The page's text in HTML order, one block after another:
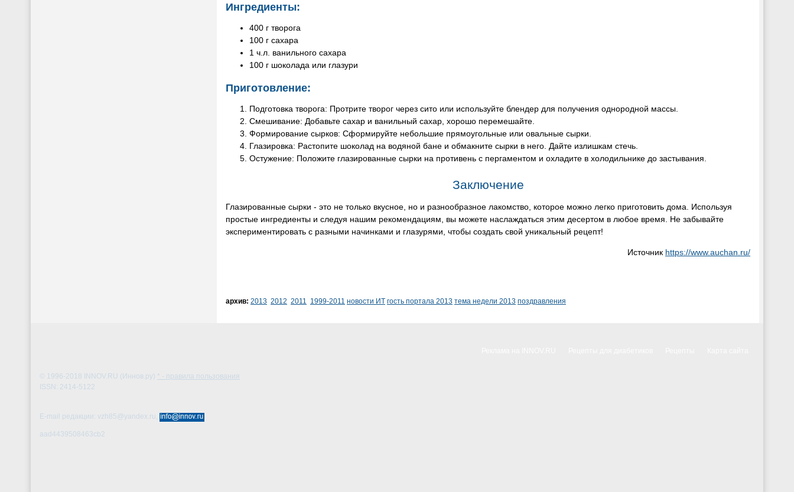
Ингредиенты:
400 г творога
100 г сахара
1 ч.л. ванильного сахара
100 г шоколада или глазури
Приготовление:
Подготовка творога: Протрите творог через сито или используйте блендер для получения однородной массы.
Смешивание: Добавьте сахар и ванильный сахар, хорошо перемешайте.
Формирование сырков: Сформируйте небольшие прямоугольные или овальные сырки.
Глазировка: Растопите шоколад на водяной бане и обмакните сырки в него. Дайте излишкам стечь.
Остужение: Положите глазированные сырки на противень с пергаментом и охладите в холодильнике до застывания.
Заключение
Глазированные сырки - это не только вкусное, но и разнообразное лакомство, которое можно легко приготовить дома. Используя
простые ингредиенты и следуя нашим рекомендациям, вы можете наслаждаться этим десертом в любое время. Не забывайте
экспериментировать с разными начинками и глазурями, чтобы создать свой уникальный рецепт!
Источник https://www.auchan.ru/
архив: 2013 2012 2011 1999-2011 новости ИТ гость портала 2013 тема недели 2013 поздравления
© 1996-2018 INNOV.RU (Иннов.ру) * - правила пользования
ISSN: 2414-5122
E-mail редакции: vzh85@yandex.ru,
aad4439508463cb2